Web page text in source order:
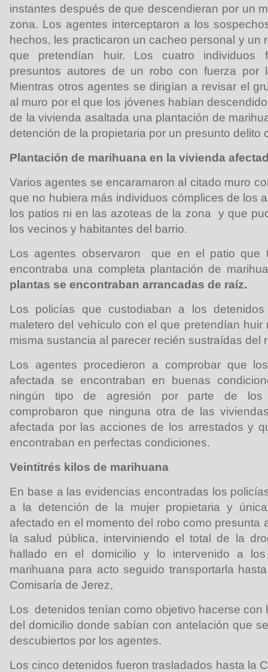
instantes después de que descendieran por un
zona. Los agentes interceptaron a los
hechos, les practicaron un cacheo personal y un
que pretendían huir. Los cuatro individuos
presuntos autores de un robo con fuerza por
Mientras otros agentes se dirigían a revisar el
al muro por el que los jóvenes habían
de la vivienda asaltada una plantación de
detención de la propietaria por un presunto delito
Plantación de marihuana en la vivienda
Varios agentes se encaramaron al citado muro
que no hubiera más individuos cómplices de los
los patios ni en las azoteas de la zona y que
los vecinos y habitantes del barrio.
Los agentes observaron que en el patio que
encontraba una completa plantación de
plantas se encontraban arrancadas de raíz.
Los policías que custodiaban a los
maletero del vehículo con el que pretendían
misma sustancia al parecer recién sustraídas del
Los agentes procedieron a comprobar que
afectada se encontraban en buenas
ningún tipo de agresión por parte de los
comprobaron que ninguna otra de las
afectada por las acciones de los arrestados y
encontraban en perfectas condiciones.
Veintitrés kilos de marihuana
En base a las evidencias encontradas los
a la detención de la mujer propietaria y
afectado en el momento del robo como presunta
la salud pública, interviniendo el total de la
hallado en el domicilio y lo intervenido a
marihuana para acto seguido transportarla
Comisaría de Jerez,
Los detenidos tenían como objetivo hacerse con
del domicilio donde sabían con antelación que
descubiertos por los agentes.
Los cinco detenidos fueron trasladados hasta la